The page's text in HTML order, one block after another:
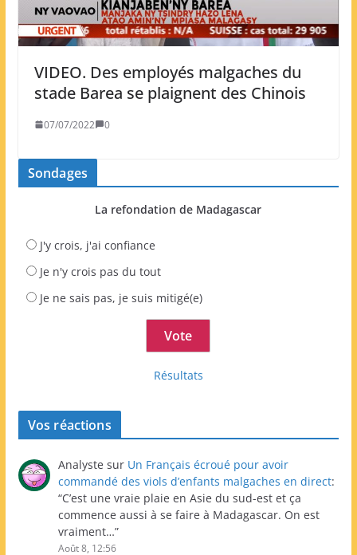
VIDEO. Des employés malgaches du
stade Barea se plaignent des Chinois
07/07/2022 0
Sondages
La refondation de Madagascar
J'y crois, j'ai confiance
Je n'y crois pas du tout
Je ne sais pas, je suis mitigé(e)
Résultats
Vos réactions
Analyste sur Un Français écroué pour avoir
commandé des viols d’enfants malgaches en direct:
“C’est une vraie plaie en Asie du sud-est et ça
commence aussi à se faire à Madagascar. On est
vraiment…”
Août 8, 12:56